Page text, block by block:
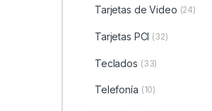
Tarjetas de Video (24)
Tarjetas PCI (32)
Teclados (33)
Telefonía (10)